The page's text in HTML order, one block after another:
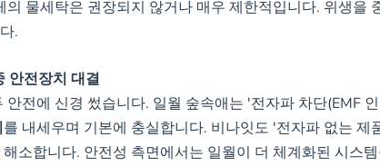
의 물세탁은 권장되지 않거나 매우 제한적입니다. 위생을
.
안전장치 대결
안전에 신경 썼습니다. 일월 숲속애는 '전자파 차단(EMF
를 내세우며 기본에 충실합니다. 비나잇도 '전자파 없는
소합니다. 안전성 측면에서는 일월이 더 체계화된 시스